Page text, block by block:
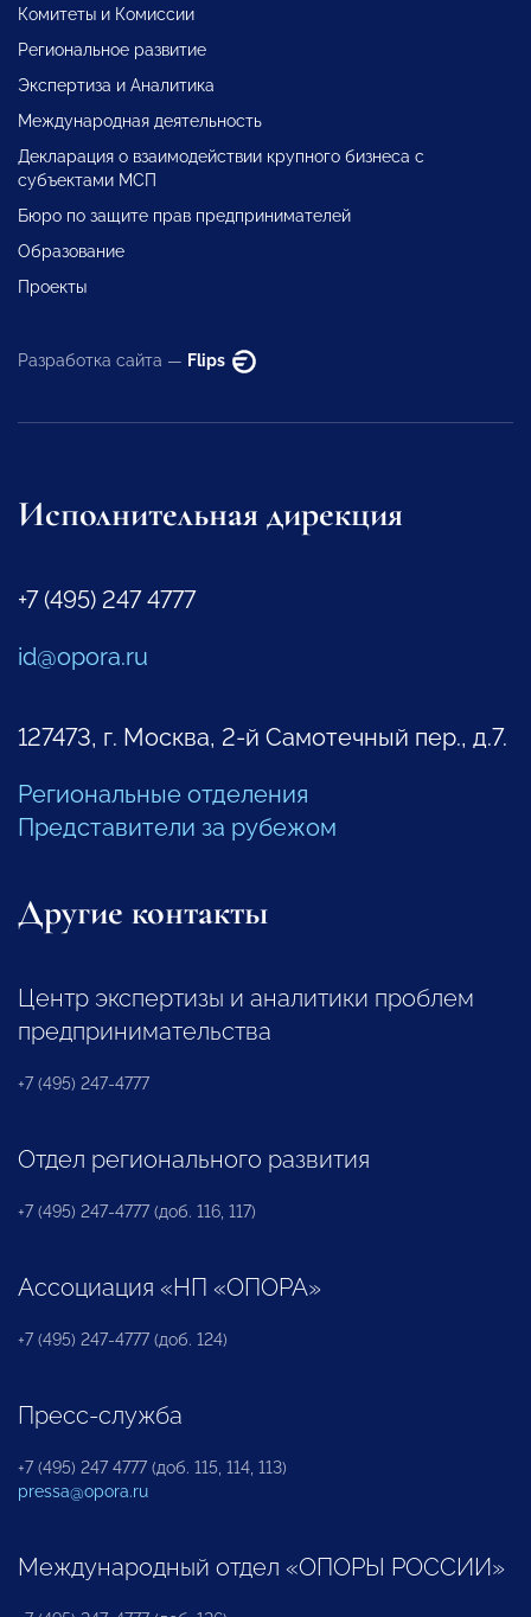
Комитеты и Комиссии
Региональное развитие
Экспертиза и Аналитика
Международная деятельность
Декларация о взаимодействии крупного бизнеса с
субъектами МСП
Бюро по защите прав предпринимателей
Образование
Проекты
Разработка сайта — Flips
Исполнительная дирекция
+7 (495) 247 4777
id@opora.ru
127473, г. Москва, 2-й Самотечный пер., д.7.
Региональные отделения
Представители за рубежом
Другие контакты
Центр экспертизы и аналитики проблем
предпринимательства
+7 (495) 247-4777
Отдел регионального развития
+7 (495) 247-4777 (доб. 116, 117)
Ассоциация «НП «ОПОРА»
+7 (495) 247-4777 (доб. 124)
Пресс-служба
+7 (495) 247 4777 (доб. 115, 114, 113)
pressa@opora.ru
Международный отдел «ОПОРЫ РОССИИ»